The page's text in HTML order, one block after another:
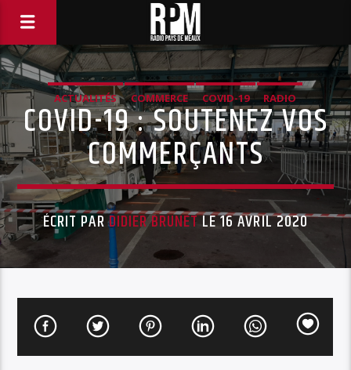
ACTUALITÉS COMMERCE COVID-19 RADIO
COVID-19 : SOUTENEZ VOS
COMMERÇANTS
ÉCRIT PARDIDIER BRUNETLE 16 AVRIL 2020